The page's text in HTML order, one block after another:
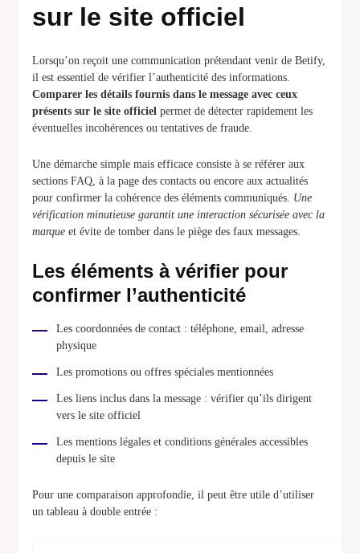
sur le site officiel
Lorsqu’on reçoit une communication prétendant venir de Betify,
il est essentiel de vérifier l’authenticité des informations.
Comparer les détails fournis dans le message avec ceux
présents sur le site officiel permet de détecter rapidement les
éventuelles incohérences ou tentatives de fraude.
Une démarche simple mais efficace consiste à se référer aux
sections FAQ, à la page des contacts ou encore aux actualités
pour confirmer la cohérence des éléments communiqués. Une
vérification minutieuse garantit une interaction sécurisée avec la
marque et évite de tomber dans le piège des faux messages.
Les éléments à vérifier pour
confirmer l’authenticité
Les coordonnées de contact : téléphone, email, adresse
physique
Les promotions ou offres spéciales mentionnées
Les liens inclus dans la message : vérifier qu’ils dirigent
vers le site officiel
Les mentions légales et conditions générales accessibles
depuis le site
Pour une comparaison approfondie, il peut être utile d’utiliser
un tableau à double entrée :